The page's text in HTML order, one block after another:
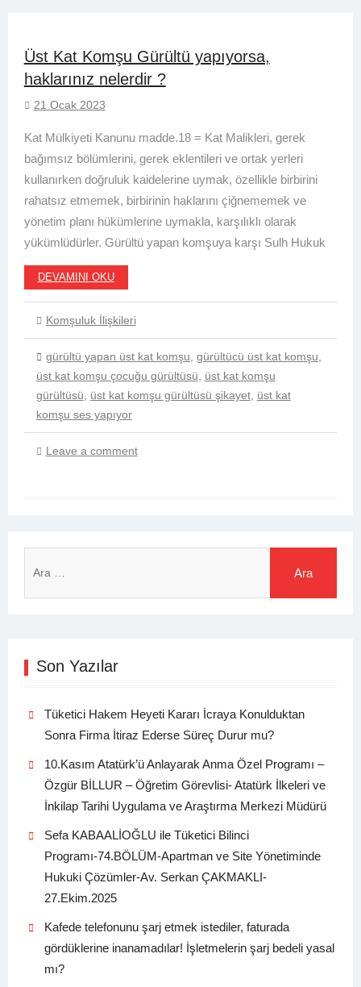
Üst Kat Komşu Gürültü yapıyorsa,
haklarınız nelerdir ?
21 Ocak 2023
Kat Mülkiyeti Kanunu madde.18 = Kat Malikleri, gerek
bağımsız bölümlerini, gerek eklentileri ve ortak yerleri
kullanırken doğruluk kaidelerine uymak, özellikle birbirini
rahatsız etmemek, birbirinin haklarını çiğnememek ve
yönetim planı hükümlerine uymakla, karşılıklı olarak
yükümlüdürler. Gürültü yapan komşuya karşı Sulh Hukuk
DEVAMINI OKU
Komşuluk İlişkileri
gürültü yapan üst kat komşu, gürültücü üst kat komşu,
üst kat komşu çocuğu gürültüsü, üst kat komşu
gürültüsü, üst kat komşu gürültüsü şikayet, üst kat
komşu ses yapıyor
Leave a comment
Son Yazılar
Tüketici Hakem Heyeti Kararı İcraya Konulduktan
Sonra Firma İtiraz Ederse Süreç Durur mu?
10.Kasım Atatürk’ü Anlayarak Anma Özel Programı –
Özgür BİLLUR – Öğretim Görevlisi- Atatürk İlkeleri ve
İnkilap Tarihi Uygulama ve Araştırma Merkezi Müdürü
Sefa KABAALİOĞLU ile Tüketici Bilinci
Programı-74.BÖLÜM-Apartman ve Site Yönetiminde
Hukuki Çözümler-Av. Serkan ÇAKMAKLI-
27.Ekim.2025
Kafede telefonunu şarj etmek istediler, faturada
gördüklerine inanamadılar! İşletmelerin şarj bedeli yasal
mı?